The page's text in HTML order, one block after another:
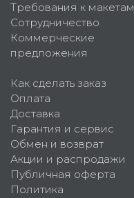
Требования к макетам
Сотрудничество
Коммерческие
предложения
Как сделать заказ
Оплата
Доставка
Гарантия и сервис
Обмен и возврат
Акции и распродажи
Публичная оферта
Политика